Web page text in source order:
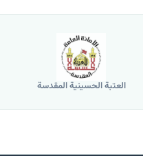
جامعة الموصل